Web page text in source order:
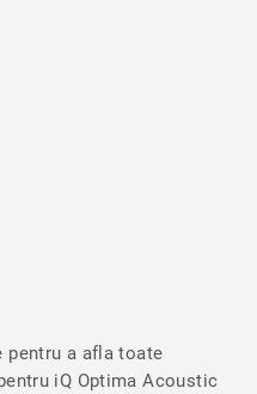
pentru a afla toate
iQ Optima Acoustic